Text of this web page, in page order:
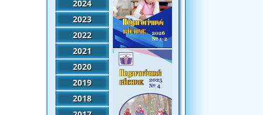
2024
2023
2022
2021
2020
2019
2018